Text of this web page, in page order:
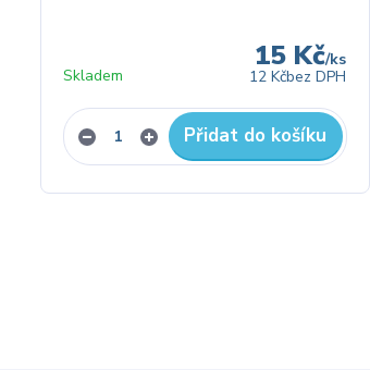
15 Kč/ks
12 Kčbez DPH
Skladem
Přidat do košíku